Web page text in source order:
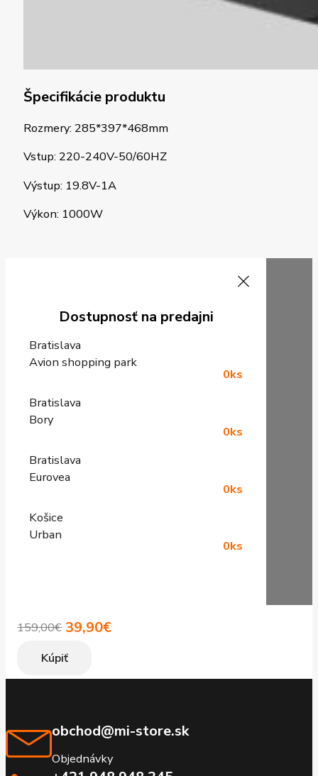
Špecifikácie produktu
Rozmery: 285*397*468mm
Vstup: 220-240V-50/60HZ
Výstup: 19.8V-1A
Výkon: 1000W
Dostupnosť na predajni
Bratislava
Avion shopping park
0ks
Bratislava
Bory
0ks
Bratislava
Eurovea
0ks
Košice
Urban
0ks
159,00€
Pôvodná
cena
39,90€
Aktuálna
cenaKúpiť
obchod@mi-store.sk
Objednávky